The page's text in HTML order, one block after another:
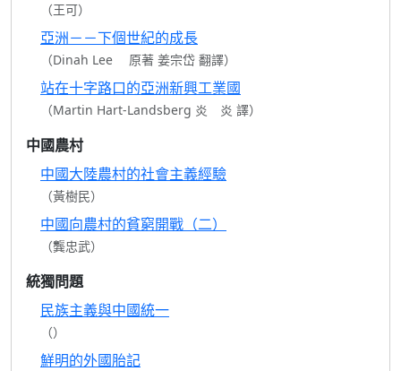
（王可）
亞洲－－下個世紀的成長
（Dinah Lee 原著 姜宗岱 翻譯）
站在十字路口的亞洲新興工業國
（Martin Hart-Landsberg 炎 炎 譯）
中國農村
中國大陸農村的社會主義經驗
（黃樹民）
中國向農村的貧窮開戰（二）
（龔忠武）
統獨問題
民族主義與中國統一
（）
鮮明的外國胎記